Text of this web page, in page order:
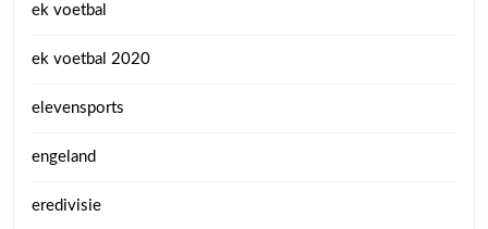
ek voetbal
ek voetbal 2020
elevensports
engeland
eredivisie